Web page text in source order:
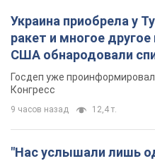
Украина приобрела у
ракет и многое
США обнародовали
Госдеп уже
Конгресс
9 часов назад 12,4 т.
"Нас услышали лишь